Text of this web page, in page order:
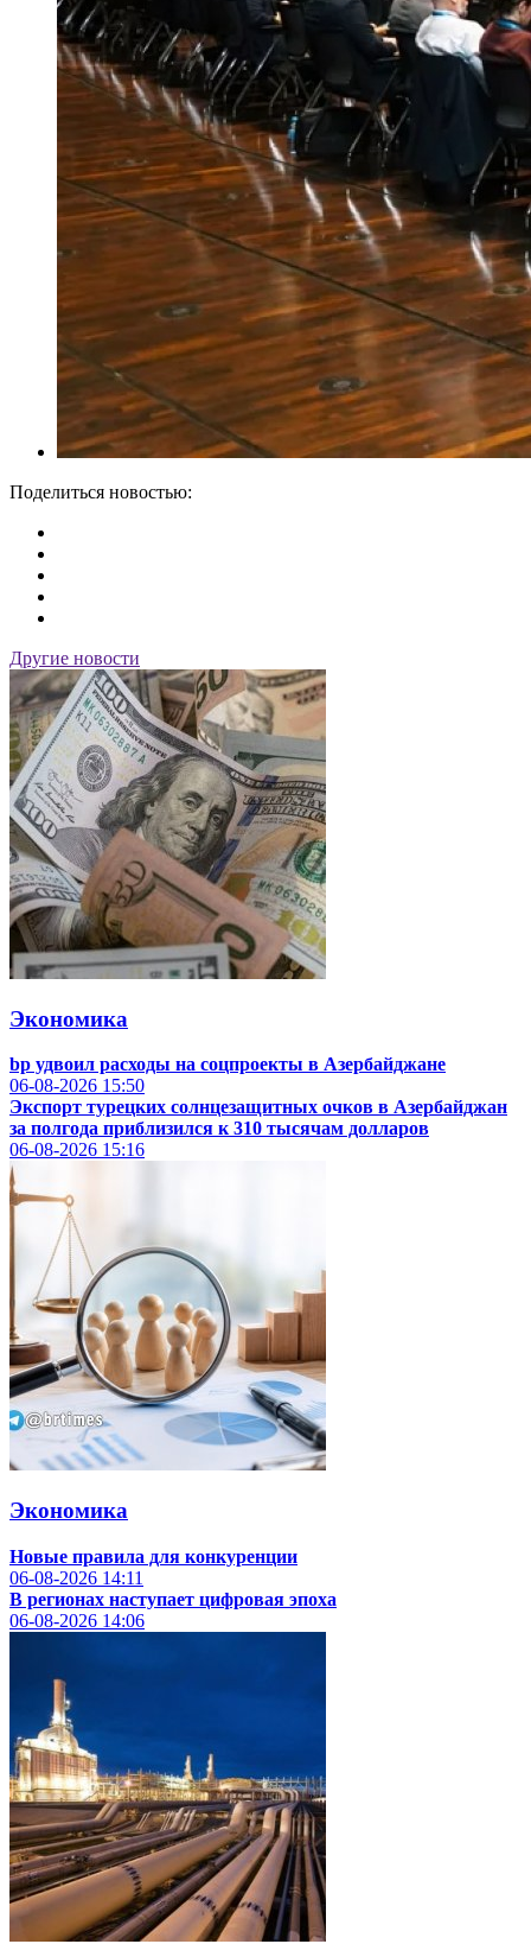
Поделиться новостью:
Другие новости
Экономика
bp удвоил расходы на соцпроекты в Азербайджане
06-08-2026 15:50
Экспорт турецких солнцезащитных очков в Азербайджан
за полгода приблизился к 310 тысячам долларов
06-08-2026 15:16
Экономика
Новые правила для конкуренции
06-08-2026 14:11
В регионах наступает цифровая эпоха
06-08-2026 14:06